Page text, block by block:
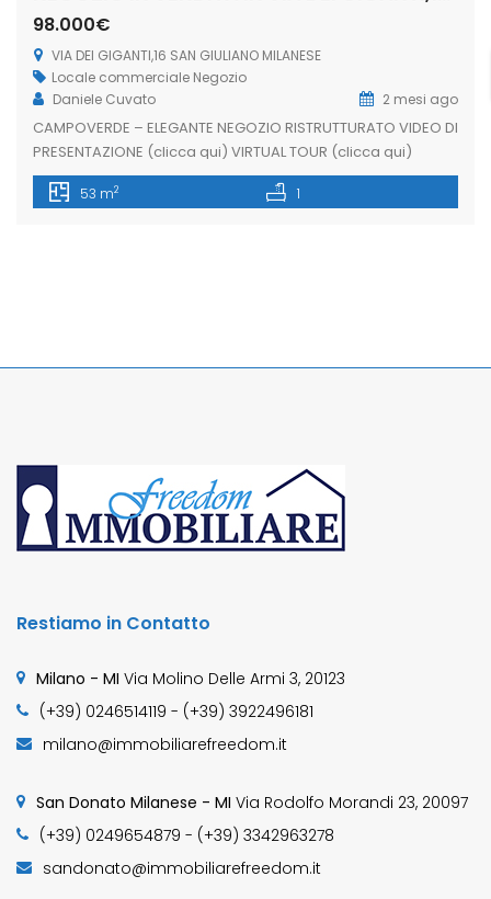
98.000€
VIA DEI GIGANTI,16 SAN GIULIANO MILANESE
Locale commerciale Negozio
Daniele Cuvato
2 mesi ago
CAMPOVERDE – ELEGANTE NEGOZIO RISTRUTTURATO VIDEO DI
PRESENTAZIONE (clicca qui) VIRTUAL TOUR (clicca qui)
Proponiamo in vendita un elegante negozio
completamente ristrutturato, situato in un quartiere
53 m2 1
Restiamo in Contatto
Milano - MI Via Molino Delle Armi 3, 20123
(+39) 0246514119 - (+39) 3922496181
milano@immobiliarefreedom.it
San Donato Milanese - MI Via Rodolfo Morandi 23, 20097
(+39) 0249654879 - (+39) 3342963278
sandonato@immobiliarefreedom.it